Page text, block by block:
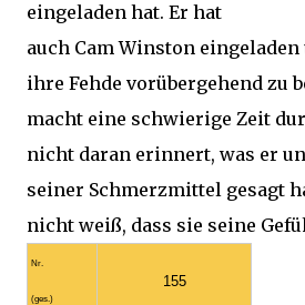
eingeladen hat. Er hat
auch Cam Winston
ihre Fehde vorübergehend zu
macht eine schwierige Zeit
nicht daran erinnert, was er
seiner Schmerzmittel gesagt
nicht weiß, dass sie seine
Nr.
(ges.)
155